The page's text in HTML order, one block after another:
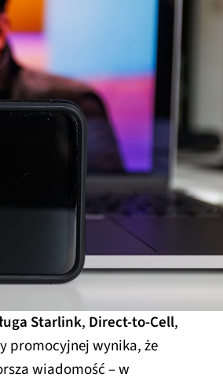
Starlink, Direct-to-Cell,
promocyjnej wynika, że
wiadomość – w